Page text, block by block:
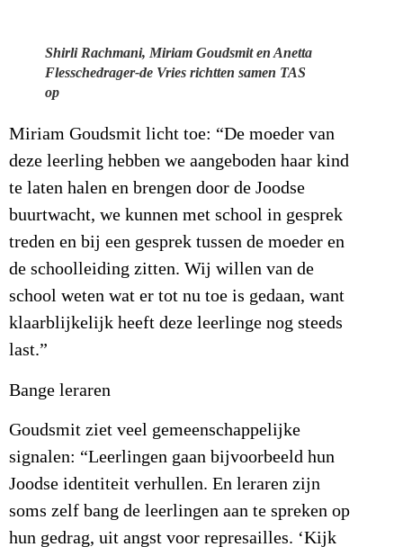
Shirli Rachmani, Miriam Goudsmit en Anetta
Flesschedrager-de Vries richtten samen TAS
op
Miriam Goudsmit licht toe: “De moeder van
deze leerling hebben we aangeboden haar kind
te laten halen en brengen door de Joodse
buurtwacht, we kunnen met school in gesprek
treden en bij een gesprek tussen de moeder en
de schoolleiding zitten. Wij willen van de
school weten wat er tot nu toe is gedaan, want
klaarblijkelijk heeft deze leerlinge nog steeds
last.”
Bange leraren
Goudsmit ziet veel gemeenschappelijke
signalen: “Leerlingen gaan bijvoorbeeld hun
Joodse identiteit verhullen. En leraren zijn
soms zelf bang de leerlingen aan te spreken op
hun gedrag, uit angst voor represailles. ‘Kijk